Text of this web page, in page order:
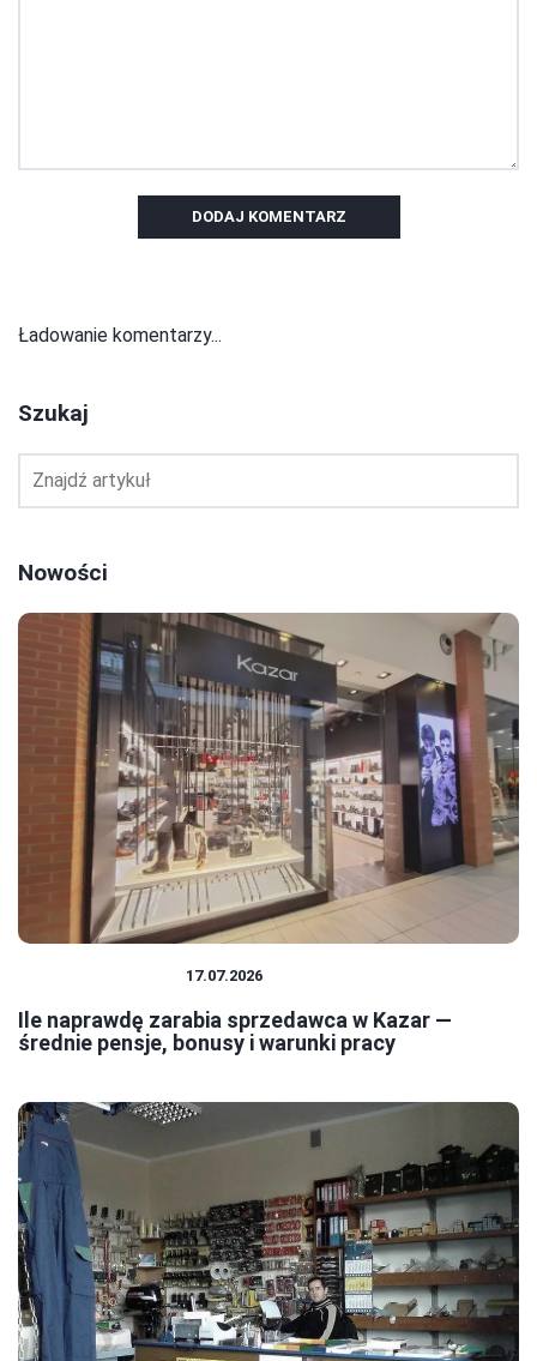
DODAJ KOMENTARZ
Ładowanie komentarzy...
Szukaj
Nowości
17.07.2026
Ile naprawdę zarabia sprzedawca w Kazar —
średnie pensje, bonusy i warunki pracy